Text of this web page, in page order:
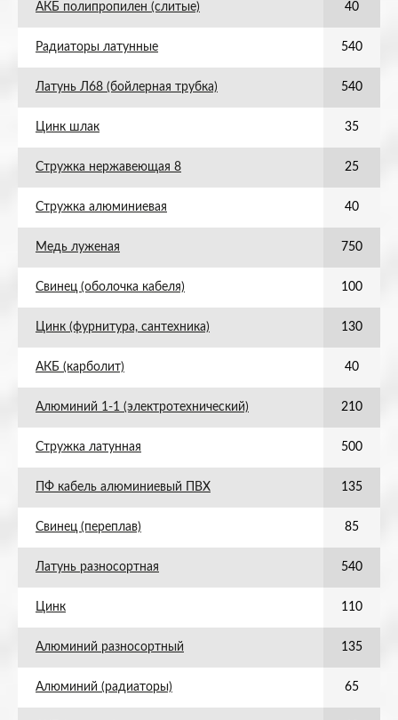
АКБ полипропилен (слитые) 40
Радиаторы латунные 540
Латунь Л68 (бойлерная трубка) 540
Цинк шлак 35
Стружка нержавеющая 8 25
Стружка алюминиевая 40
Медь луженая 750
Свинец (оболочка кабеля) 100
Цинк (фурнитура, сантехника) 130
АКБ (карболит) 40
Алюминий 1-1 (электротехнический) 210
Стружка латунная 500
ПФ кабель алюминиевый ПВХ 135
Свинец (переплав) 85
Латунь разносортная 540
Цинк 110
Алюминий разносортный 135
Алюминий (радиаторы) 65